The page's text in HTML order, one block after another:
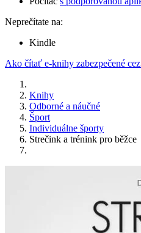
Neprečítate na:
Kindle
Ako čítať e-knihy zabezpečené
Knihy
Odborné a náučné
Šport
Individuálne športy
Strečink a trénink pro běžce